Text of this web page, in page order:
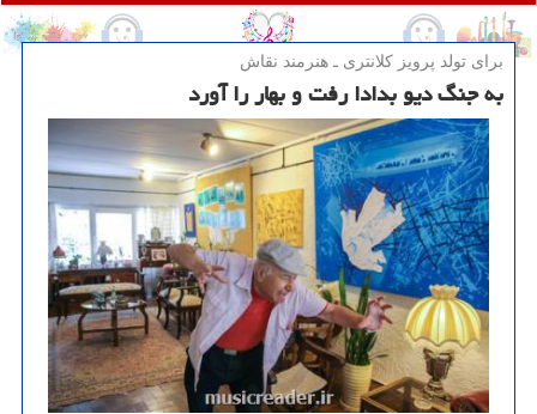
برای تولد پرویز كلانتری ـ هنرمند نقاش
به جنگ دیو بدادا رفت و بهار را آورد